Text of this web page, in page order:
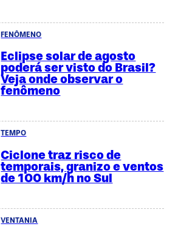
FENÔMENO
Eclipse solar de agosto
poderá ser visto do Brasil?
Veja onde observar o
fenômeno
TEMPO
Ciclone traz risco de
temporais, granizo e ventos
de 100 km/h no Sul
VENTANIA